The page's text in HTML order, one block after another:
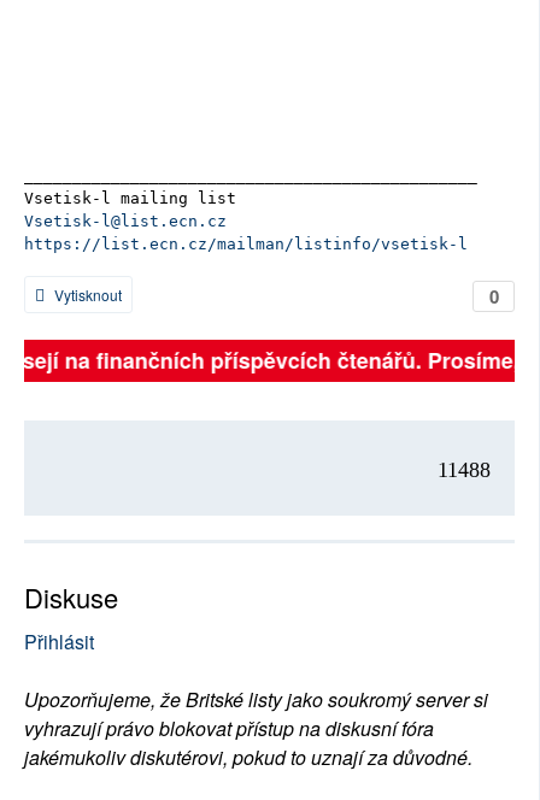
Vsetisk-l@list.ecn.cz
https://list.ecn.cz/mailman/listinfo/vsetisk-l
0
Vytisknout
na finančních příspěvcích čtenářů. Prosíme,
11488
Diskuse
Přihlásit
Upozorňujeme, že Britské listy jako soukromý server si
vyhrazují právo blokovat přístup na diskusní fóra
jakémukoliv diskutérovi, pokud to uznají za důvodné.